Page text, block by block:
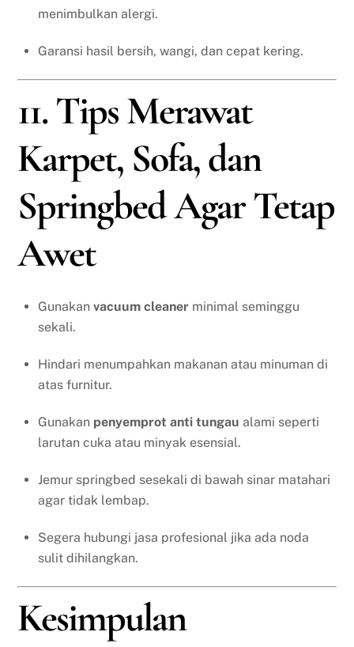
menimbulkan alergi.
Garansi hasil bersih, wangi, dan cepat kering.
11. Tips Merawat
Karpet, Sofa, dan
Springbed Agar Tetap
Awet
Gunakan vacuum cleaner minimal seminggu
sekali.
Hindari menumpahkan makanan atau minuman di
atas furnitur.
Gunakan penyemprot anti tungau alami seperti
larutan cuka atau minyak esensial.
Jemur springbed sesekali di bawah sinar matahari
agar tidak lembap.
Segera hubungi jasa profesional jika ada noda
sulit dihilangkan.
Kesimpulan